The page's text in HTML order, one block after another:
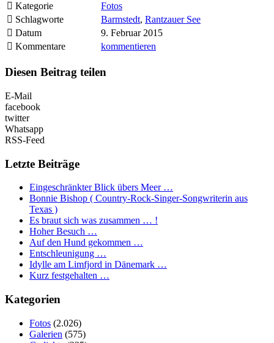
Kategorie
Fotos
Schlagworte
Barmstedt, Rantzauer See
Datum
9. Februar 2015
Kommentare
kommentieren
Diesen Beitrag teilen
E-Mail
facebook
twitter
Whatsapp
RSS-Feed
Letzte Beiträge
Eingeschränkter Blick übers Meer …
Bonnie Bishop ( Country-Rock-Singer-Songwriterin aus
Texas )
Es braut sich was zusammen … !
Hoher Besuch …
Auf den Hund gekommen …
Entschleunigung …
Idylle am Limfjord in Dänemark …
Kurz festgehalten …
Kategorien
Fotos (2.026)
Galerien (575)